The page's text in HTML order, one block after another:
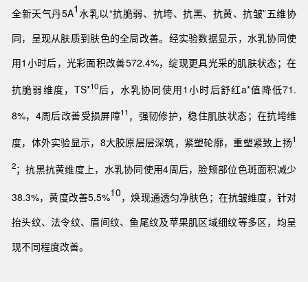
全新天气丹5A1水乳以“抗脆弱、抗垮、抗黑、抗黄、抗皱”五维协
同，呈现从肤质到肤色的全局改善。经实验数据显示，水乳协同使
用1小时后，光彩面积改善572.4%，绽现更具光采的肌肤状态；在
抗脆弱维度，TS*10后，水乳协同使用1小时后舒红a*值降低71.
8%，4周后改善受损屏障11 ， 强韧修护，稳住肌肤状态；在抗垮维
度，体外实验显示，8大胶原层层深筑，紧塑轮廓，重塑紧致上扬1
2；抗黑抗黄维度上，水乳协同使用4周后，脸颊部位色斑面积减少
38.3%，黄度改善5.5%10，焕现通透匀净肤色；在抗皱维度，针对
抬头纹、法令纹、眉间纹、鱼尾纹及苹果肌区域细纹等多区，均呈
现不同程度改善。